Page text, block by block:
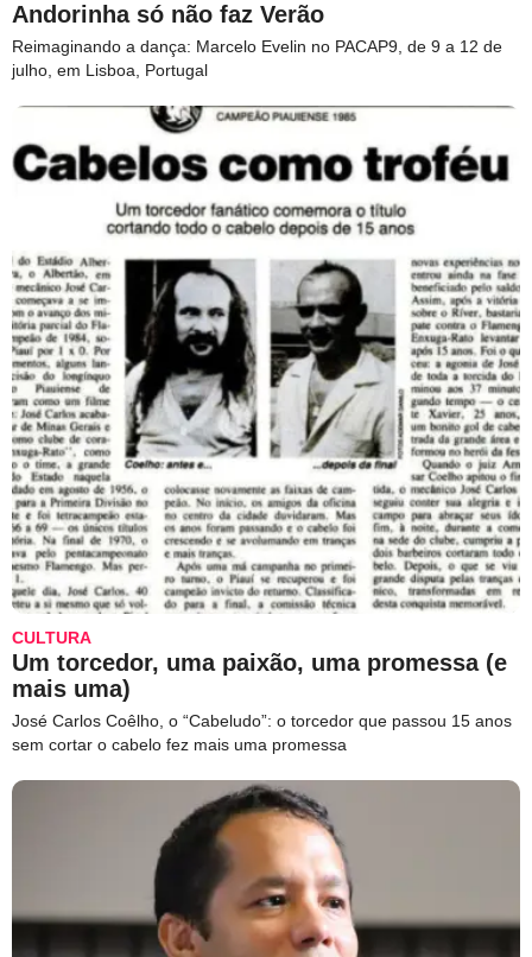
Andorinha só não faz Verão
Reimaginando a dança: Marcelo Evelin no PACAP9, de 9 a 12 de
julho, em Lisboa, Portugal
CULTURA
Um torcedor, uma paixão, uma promessa (e
mais uma)
José Carlos Coêlho, o “Cabeludo”: o torcedor que passou 15 anos
sem cortar o cabelo fez mais uma promessa